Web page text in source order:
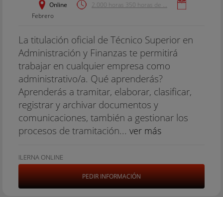
Online
2.000 horas 350 horas de ...
Febrero
La titulación oficial de Técnico Superior en
Administración y Finanzas te permitirá
trabajar en cualquier empresa como
administrativo/a. Qué aprenderás?
Aprenderás a tramitar, elaborar, clasificar,
registrar y archivar documentos y
comunicaciones, también a gestionar los
procesos de tramitación... ver más
ILERNA ONLINE
PEDIR INFORMACIÓN